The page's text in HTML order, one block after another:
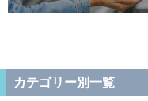
カテゴリー別一覧